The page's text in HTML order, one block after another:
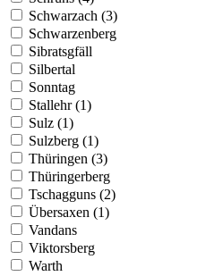
Schwarzach (3)
Schwarzenberg
Sibratsgfäll
Silbertal
Sonntag
Stallehr (1)
Sulz (1)
Sulzberg (1)
Thüringen (3)
Thüringerberg
Tschagguns (2)
Übersaxen (1)
Vandans
Viktorsberg
Warth